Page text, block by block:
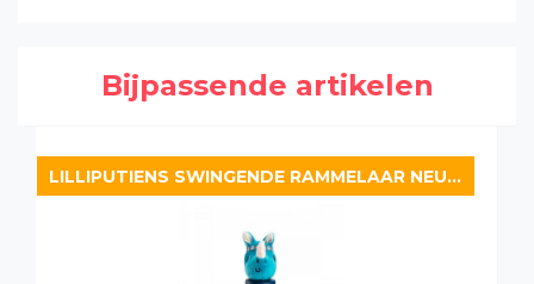
Bijpassende artikelen
LILLIPUTIENS SWINGENDE RAMMELAAR NEUSHOORN MARIUS